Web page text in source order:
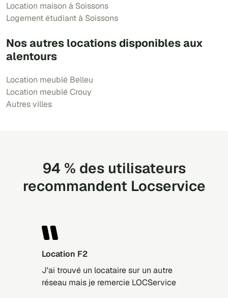
Location maison à Soissons
Logement étudiant à Soissons
Nos autres locations disponibles aux
alentours
Location meublé Belleu
Location meublé Crouy
Autres villes
94 % des utilisateurs
recommandent Locservice
Location F2
J'ai trouvé un locataire sur un autre
réseau mais je remercie LOCService